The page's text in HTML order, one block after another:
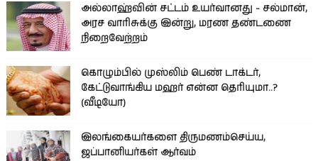
அல்லாஹ்வின் சட்டம் உயர்வானது - சல்மான்,
அரச வாரிசுக்கு இன்று, மரண தண்டணை
நிறைவேற்றம்
கொழும்பில் முஸ்லிம் பெண் டாக்டர்,
கேட்டுவாங்கிய மஹர் என்ன தெரியுமா..?
(வீடியோ)
இலங்கையர்களை திருமணம்செய்ய,
ஜப்பானியர்கள் ஆர்வம்